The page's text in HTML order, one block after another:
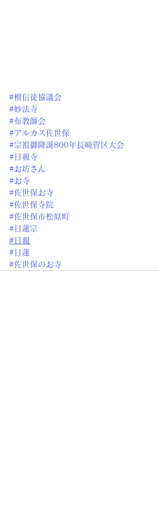
#檀信徒協議会
#妙法寺
#布教師会
#アルカス佐世保
#宗祖御降誕800年長崎管区大会
#日親寺
#お坊さん
#お寺
#佐世保お寺
#佐世保寺院
#佐世保市松原町
#日蓮宗
#日親
#日蓮
#佐世保のお寺